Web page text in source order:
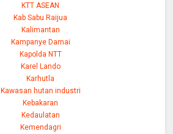
KTT ASEAN
Kab Sabu Raijua
Kalimantan
Kampanye Damai
Kapolda NTT
Karel Lando
Karhutla
Kawasan hutan industri
Kebakaran
Kedaulatan
Kemendagri